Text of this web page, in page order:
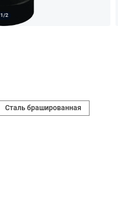
1/2
Сталь брашированная